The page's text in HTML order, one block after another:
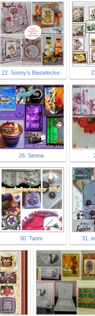
22. Sonny's Bastelecke:
26. Senna
30. Tanni 31.